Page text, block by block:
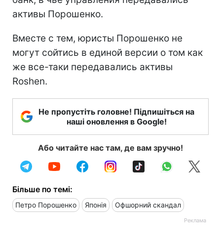
активы Порошенко.
Вместе с тем, юристы Порошенко не
могут сойтись в единой версии о том как
же все-таки передавались активы
Roshen.
Не пропустіть головне! Підпишіться на
наші оновлення в Google!
Або читайте нас там, де вам зручно!
Більше по темі:
Петро Порошенко Японія Офшорний скандал